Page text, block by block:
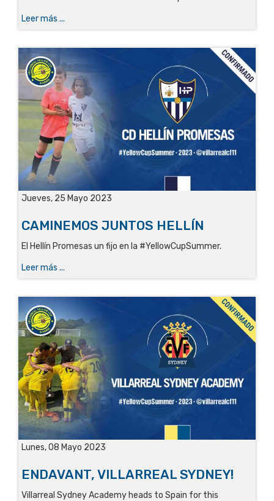
Leer más ...
Jueves, 25 Mayo 2023
CAMINEMOS JUNTOS HELLÍN
El Hellín Promesas un fijo en la #YellowCupSummer.
Leer más ...
Lunes, 08 Mayo 2023
ENDAVANT, VILLARREAL SYDNEY!
Villarreal Sydney Academy heads to Spain for this